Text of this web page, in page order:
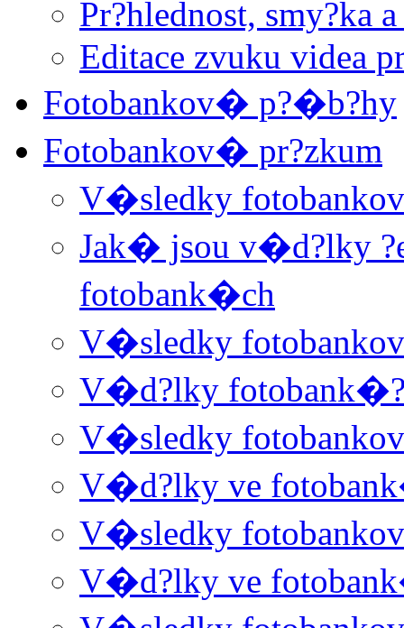
Pr?hlednost, smy?ka
Editace zvuku videa
Fotobankov� p?�b?hy
Fotobankov� pr?zkum
V�sledky
Jak� jsou v�d?lky
fotobank�ch
V�sledky
V�d?lky
V�sledky
V�d?lky ve
V�sledky
V�d?lky ve